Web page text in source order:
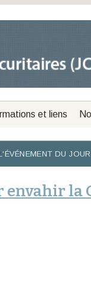
et liens
DU JOUR
envahir la